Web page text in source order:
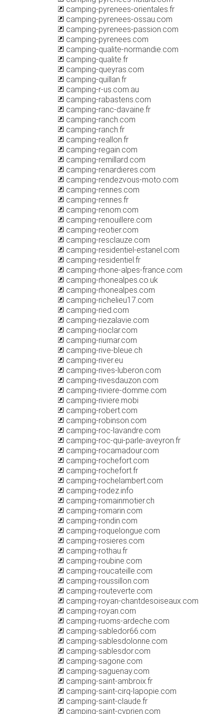
camping-pyrenees-orientales.fr
camping-pyrenees-ossau.com
camping-pyrenees-passion.com
camping-pyrenees.com
camping-qualite-normandie.com
camping-qualite.fr
camping-queyras.com
camping-quillan.fr
camping-r-us.com.au
camping-rabastens.com
camping-ranc-davaine.fr
camping-ranch.com
camping-ranch.fr
camping-reallon.fr
camping-regain.com
camping-remillard.com
camping-renardieres.com
camping-rendezvous-moto.com
camping-rennes.com
camping-rennes.fr
camping-renom.com
camping-renouillere.com
camping-reotier.com
camping-resclauze.com
camping-residentiel-estanel.com
camping-residentiel.fr
camping-rhone-alpes-france.com
camping-rhonealpes.co.uk
camping-rhonealpes.com
camping-richelieu17.com
camping-ried.com
camping-riezalavie.com
camping-rioclar.com
camping-riumar.com
camping-rive-bleue.ch
camping-river.eu
camping-rives-luberon.com
camping-rivesdauzon.com
camping-riviere-domme.com
camping-riviere.mobi
camping-robert.com
camping-robinson.com
camping-roc-lavandre.com
camping-roc-qui-parle-aveyron.fr
camping-rocamadour.com
camping-rochefort.com
camping-rochefort.fr
camping-rochelambert.com
camping-rodez.info
camping-romainmotier.ch
camping-romarin.com
camping-rondin.com
camping-roquelongue.com
camping-rosieres.com
camping-rothau.fr
camping-roubine.com
camping-roucateille.com
camping-roussillon.com
camping-routeverte.com
camping-royan-chantdesoiseaux.com
camping-royan.com
camping-ruoms-ardeche.com
camping-sabledor66.com
camping-sablesdolonne.com
camping-sablesdor.com
camping-sagone.com
camping-saguenay.com
camping-saint-ambroix.fr
camping-saint-cirq-lapopie.com
camping-saint-claude.fr
camping-saint-cyprien.com